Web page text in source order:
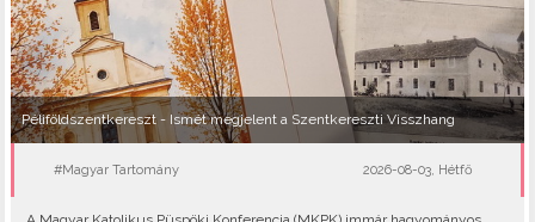
Péliföldszentkereszt - Ismét megjelent a Szentkereszti Visszhang
#Magyar Tartomány 2026-08-03, Hétfő